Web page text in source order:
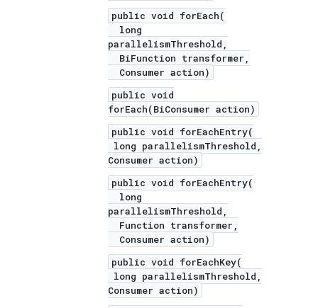
public void forEach(
long
parallelismThreshold,
BiFunction transformer,
Consumer action)
public void
forEach(BiConsumer action)
public void forEachEntry(
long parallelismThreshold,
Consumer action)
public void forEachEntry(
long
parallelismThreshold,
Function transformer,
Consumer action)
public void forEachKey(
long parallelismThreshold,
Consumer action)